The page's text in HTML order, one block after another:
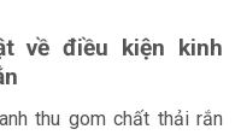
về điều kiện kinh
thu gom chất thải rắn